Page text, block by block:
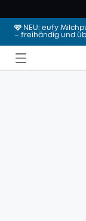
🩷 NEU: eufy
– freihändig und